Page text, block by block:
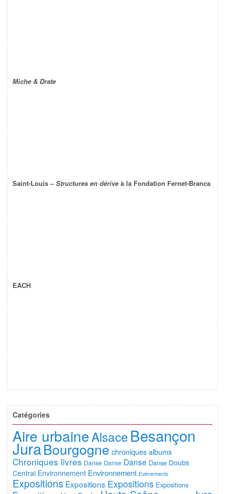
Miche & Drate
Saint-Louis –Structures en dérive à la Fondation Fernet-Branca
EACH
Catégories
Aire urbaineAlsace Besançon
JuraBourgogne chroniques albums
Chroniques livres Danse Danse Danse Danse Doubs
Central Environnement Environnement Evénements
Expositions Expositions Expositions Expositions